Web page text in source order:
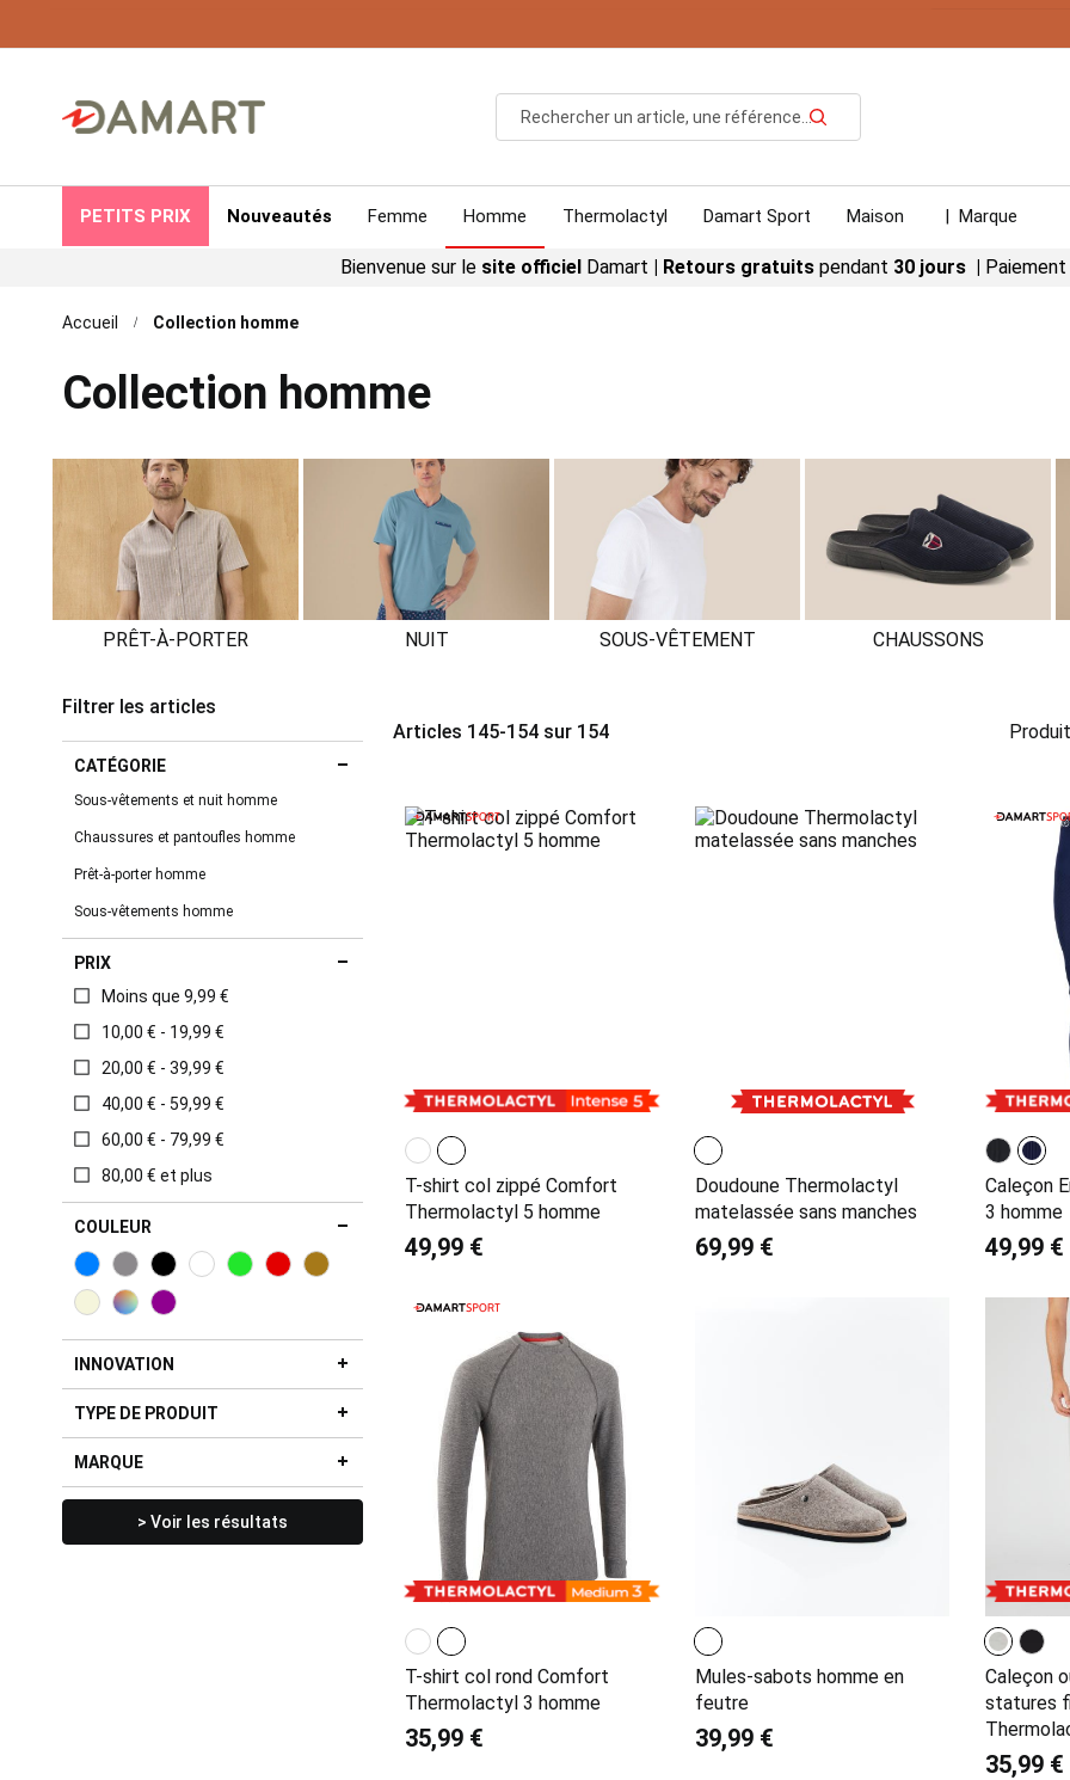
Rechercher
PETITS PRIX Nouveautés Femme Homme Thermolactyl Damart Sport Maison | Marque
Bienvenue sur le site officiel Damart | Retours gratuits pendant 30 jours | Paiement
Accueil Collection homme
Collection homme
PRÊT-À-PORTER NUIT SOUS-VÊTEMENT CHAUSSONS
Articles 145-154sur 154
T-shirt col zippé Comfort
Thermolactyl 5 homme
49,99 €
Doudoune Thermolactyl
matelassée sans manches
69,99 €
Caleçon
3 homme
49,99 €
T-shirt col rond Comfort
Thermolactyl 3 homme
35,99 €
Mules-sabots homme en
feutre
39,99 €
Caleçon
statures
35,99 €
Filtrer les articles
CATÉGORIE
Sous-vêtements et nuit homme
Chaussures et pantoufles homme
Prêt-à-porter homme
Sous-vêtements homme
PRIX
Moins que 9,99 €
10,00 € - 19,99 €
20,00 € - 39,99 €
40,00 € - 59,99 €
60,00 € - 79,99 €
80,00 € et plus
COULEUR
INNOVATION
TYPE DE PRODUIT
MARQUE
> Voir les résultats